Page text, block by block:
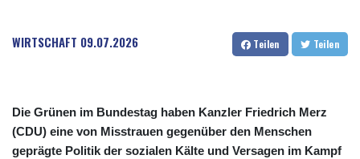
WIRTSCHAFT 09.07.2026 Teilen Teilen
Die Grünen im Bundestag haben Kanzler Friedrich Merz
(CDU) eine von Misstrauen gegenüber den Menschen
geprägte Politik der sozialen Kälte und Versagen im Kampf